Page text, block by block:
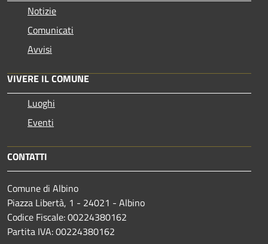
Notizie
Comunicati
Avvisi
VIVERE IL COMUNE
Luoghi
Eventi
CONTATTI
Comune di Albino
Piazza Libertà, 1 - 24021 - Albino
Codice Fiscale: 00224380162
Partita IVA: 00224380162